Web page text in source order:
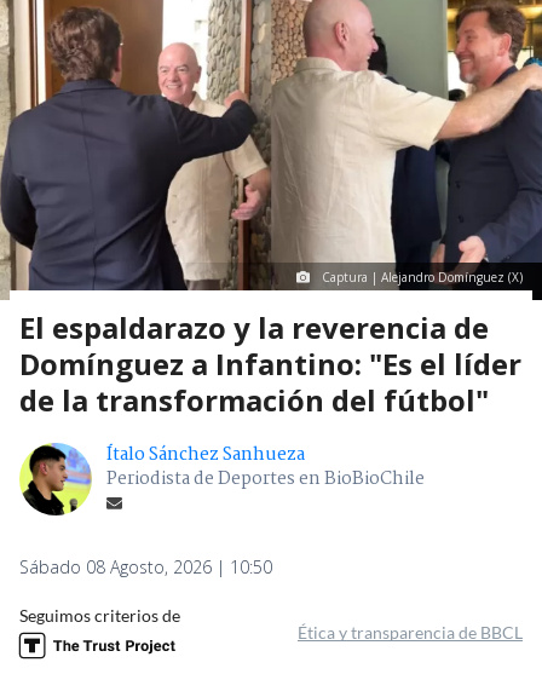
Captura | Alejandro Domínguez (X)
El espaldarazo y la reverencia de
Domínguez a Infantino: "Es el líder
de la transformación del fútbol"
Ítalo Sánchez Sanhueza
Periodista de Deportes en BioBioChile
Sábado 08 Agosto, 2026 | 10:50
Seguimos criterios de
Ética y transparencia de BBCL